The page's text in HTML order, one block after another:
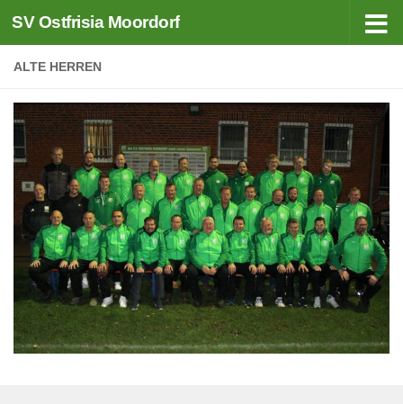
Zum Inhalt springen
SV Ostfrisia Moordorf
ALTE HERREN